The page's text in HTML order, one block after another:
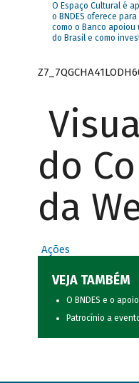
O Espaço Cultural é
o BNDES oferece
como o Banco
do Brasil e como
do
da
Ações
VEJA TAMBÉM
O BNDES e o
Patrocínio a